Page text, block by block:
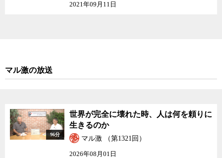
2021年09月11日
マル激の放送
96分
世界が完全に壊れた時、人は何を頼りに
生きるのか
マル激 （第1321回）
2026年08月01日